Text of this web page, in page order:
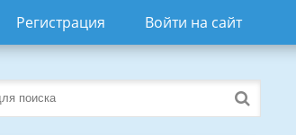
Регистрация Войти на сайт